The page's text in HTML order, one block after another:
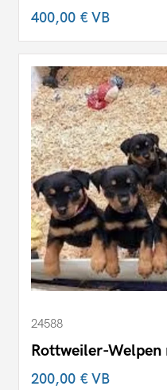
400,00 €VB
24588
Rottweiler-Welpen
200,00 €VB